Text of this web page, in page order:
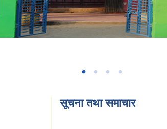
सूचना तथा समाचार